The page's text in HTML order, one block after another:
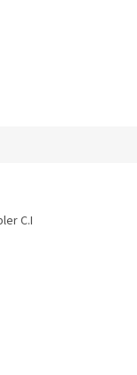
C.I